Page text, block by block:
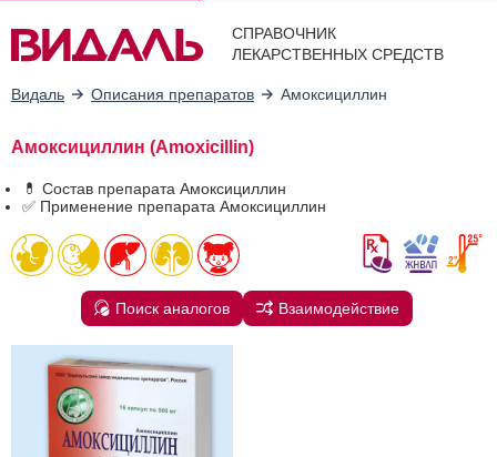
СПРАВОЧНИК
ЛЕКАРСТВЕННЫХ СРЕДСТВ
Видаль Описания препаратов Амоксициллин
Амоксициллин (Amoxicillin)
💊 Состав препарата Амоксициллин
✅ Применение препарата Амоксициллин
Поиск аналогов Взаимодействие